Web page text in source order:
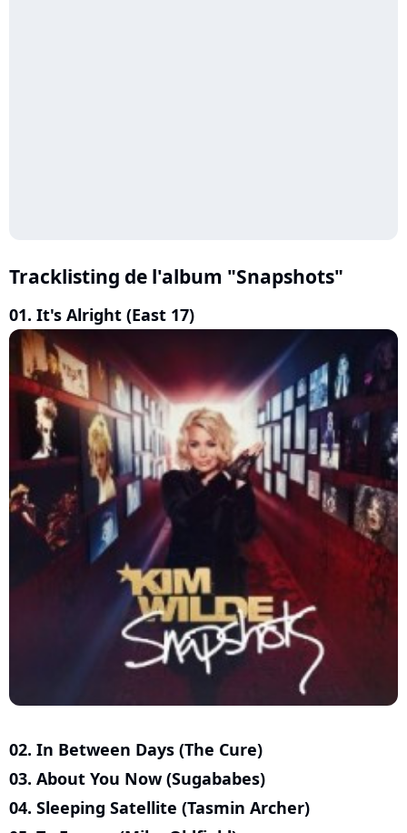
Tracklisting de l'album "Snapshots"
01. It's Alright (East 17)
02. In Between Days (The Cure)
03. About You Now (Sugababes)
04. Sleeping Satellite (Tasmin Archer)